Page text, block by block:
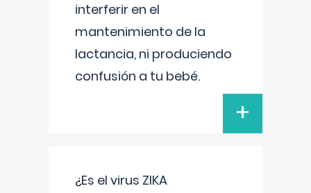
interferir en el
mantenimiento de la
lactancia, ni produciendo
confusión a tu bebé.
+
¿Es el virus ZIKA